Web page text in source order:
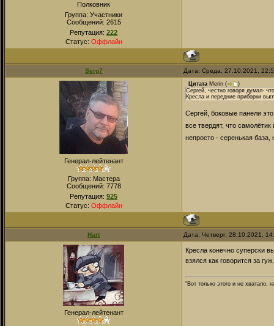
Полковник
Группа: Участники
Сообщений: 2615
Репутация: 222
Статус: Оффлайн
Serg7 Дата: Среда, 27.10.2021,
Генерал-лейтенант
Группа: Мастера
Сообщений: 7778
Репутация: 925
Статус: Оффлайн
Цитата Merin (
)
Сергей, честно говоря думал-
Кресла и передние приборки
Сергей, боковые панели
все твердят, что
непросто - серенькая
Hart Дата: Четверг, 28.10.2021,
Генерал-лейтенант
Кресла конечно суперски
взялся как говорится за
"Вот только этого и не